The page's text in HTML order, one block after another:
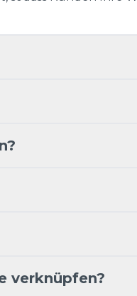
verknüpfen?